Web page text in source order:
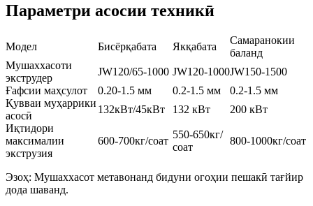
Параметри асосии техникӣ
Модел Бисёрқабата Якқабата
Самаранокии
баланд
Мушаххасоти
экструдер
JW120/65-1000 JW120-1000JW150-1500
Ғафсии маҳсулот
0.20-1.5 мм 0.2-1.5 мм
0.2-1.5 мм
Қувваи муҳаррики
асосӣ
132кВт/45кВт 132 кВт
200 кВт
Иқтидори
максималии
экструзия
600-700кг/соат
550-650кг/
соат
800-1000кг/соат
Эзоҳ: Мушаххасот метавонанд бидуни огоҳии пешакӣ тағйир
дода шаванд.